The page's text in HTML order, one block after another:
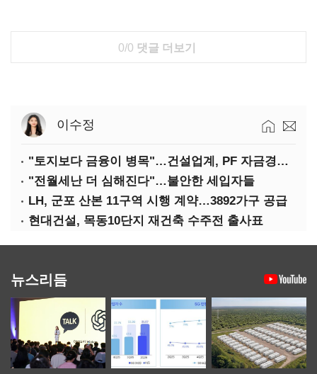
0/0 댓글 더보기
이수정
"토지보다 금융이 병목"…건설업계, PF 자금경색 해소 목소리
"전월세난 더 심해진다"…불안한 세입자들
LH, 군포 산본 11구역 시행 계약…3892가구 공급
현대건설, 목동10단지 재건축 수주전 출사표
뉴스리듬